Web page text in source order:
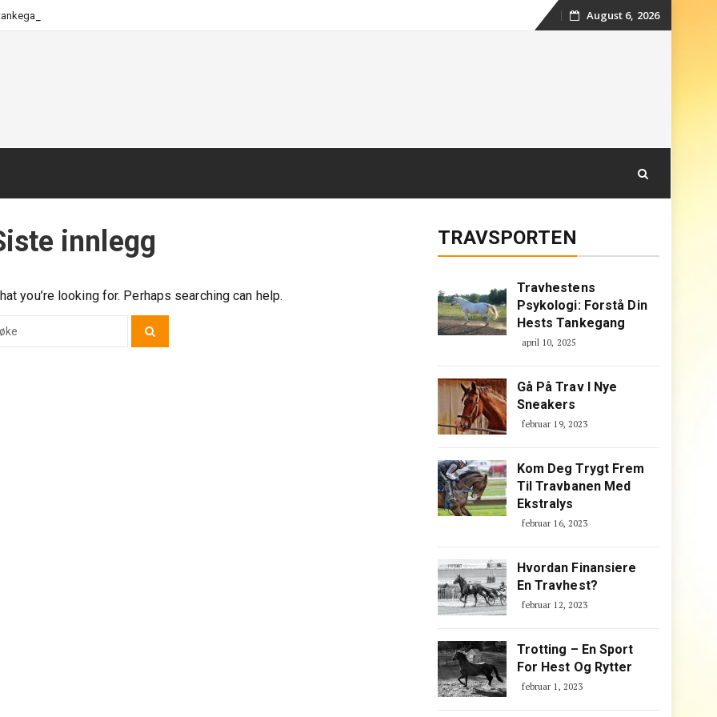
Skip
August 6, 2026
innlegg
you’re looking for. Perhaps searching can help.
TRAVSPORTEN
Travhestens
Psykologi: Forstå Din
Hests Tankegang
april 10, 2025
Gå På Trav I Nye
Sneakers
februar 19, 2023
Kom Deg Trygt Frem
Til Travbanen Med
Ekstralys
februar 16, 2023
Hvordan Finansiere
En Travhest?
februar 12, 2023
Trotting – En Sport
For Hest Og Rytter
februar 1, 2023